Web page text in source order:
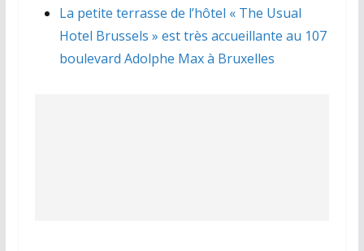
La petite terrasse de l’hôtel « The Usual
Hotel Brussels » est très accueillante au 107
boulevard Adolphe Max à Bruxelles